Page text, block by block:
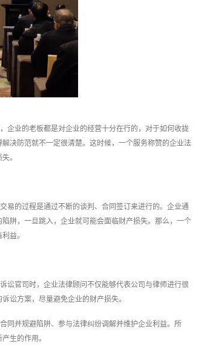
企业的老板都是对企业的经营十分在行的，对于如何收拢
决防范就不一定很清楚。这时候，一个服务称赞的企业法
。
易的过程是通过不断的谈判、合同签订来进行的。企业通
阱，一旦跳入，企业就可能会面临财产损失。那么，一个
益。
讼官司时，企业法律顾问不仅能够代表公司与律师进行很
讼方案，尽量避免企业的财产损失。
同并规避陷阱、参与法律纠纷调解并维护企业利益。所
生的作用。